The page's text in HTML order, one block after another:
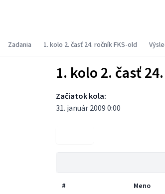
Zadania 1. kolo 2. časť 24. ročník FKS-old
1. kolo 2. časť
Začiatok kola:
31. január 2009 0:00
# Meno